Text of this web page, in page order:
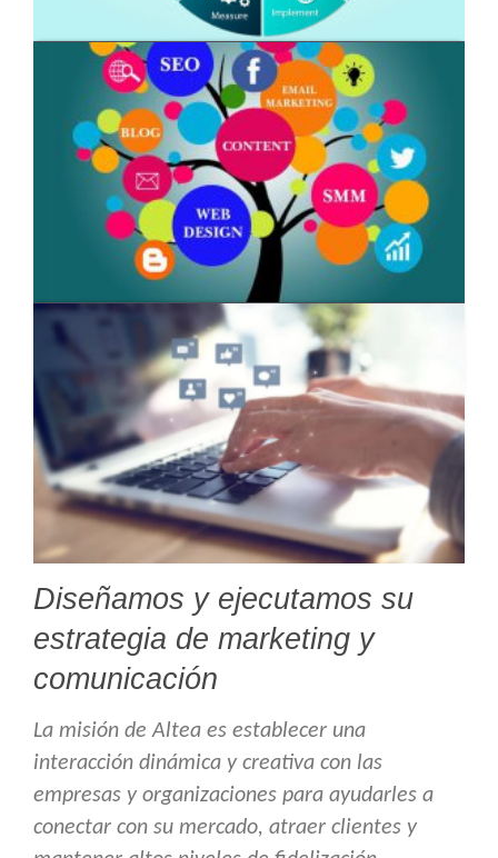
Diseñamos y ejecutamos su
estrategia de marketing y
comunicación
La misión de Altea es establecer una
interacción dinámica y creativa con las
empresas y organizaciones para ayudarles a
conectar con su mercado, atraer clientes y